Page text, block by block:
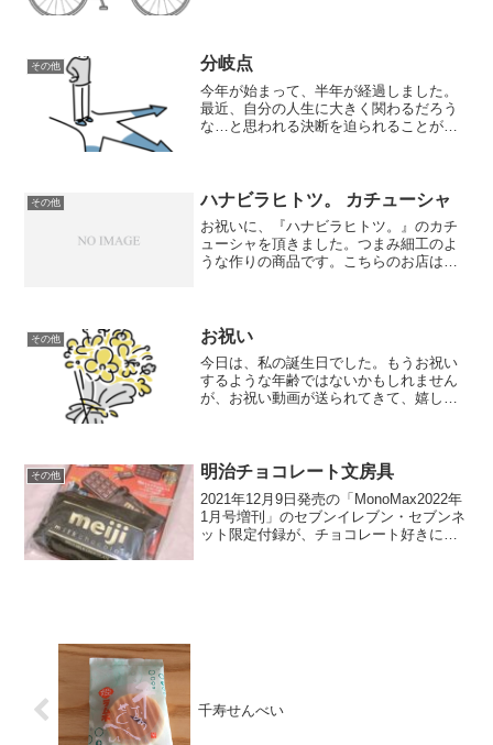
ているので、しょうがな...
その他 分岐点
今年が始まって、半年が経過しました。
最近、自分の人生に大きく関わるだろう
な…と思われる決断を迫られることが多
たものが一気にきているの...
その他 ハナビラヒトツ。 カチューシャ
お祝いに、『ハナビラヒトツ。』のカチ
ューシャを頂きました。つまみ細工のよ
うな作りの商品です。こちらのお店は主
店で、アクセサリー作りの...
その他 お祝い
今日は、私の誕生日でした。もうお祝い
するような年齢ではないかもしれません
が、お祝い動画が送られてきて、嬉しか
ね。そういう人を大切にして...
その他 明治チョコレート文房具
2021年12月9日発売の「MonoMax2022年
1月号増刊」のセブンイレブン・セブンネ
ット限定付録が、チョコレート好きには
千寿せんべい